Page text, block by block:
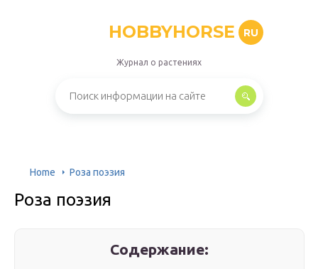
HOBBYHORSE RU
Журнал о растениях
Home Роза поэзия
Роза поэзия
Содержание: